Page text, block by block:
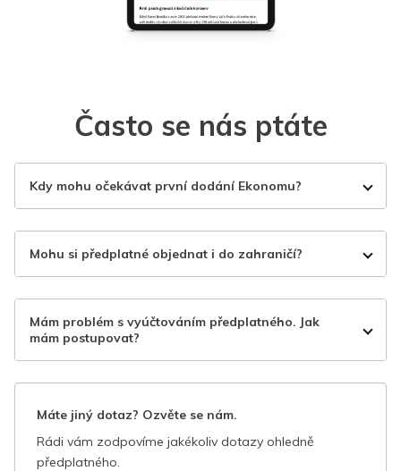
Často se nás ptáte
Kdy mohu očekávat první dodání Ekonomu?
Mohu si předplatné objednat i do zahraničí?
Mám problém s vyúčtováním předplatného. Jak
mám postupovat?
Máte jiný dotaz? Ozvěte se nám.
Rádi vám zodpovíme jakékoliv dotazy ohledně
předplatného.